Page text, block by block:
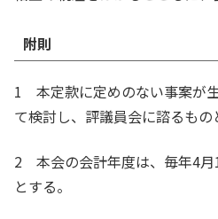
附則
1 本定款に定めのない事案が
て検討し、評議員会に諮るもの
2 本会の会計年度は、毎年4月
とする。